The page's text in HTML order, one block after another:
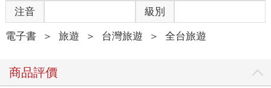
注音 級別
電子書 ＞ 旅遊 ＞ 台灣旅遊 ＞ 全台旅遊
商品評價